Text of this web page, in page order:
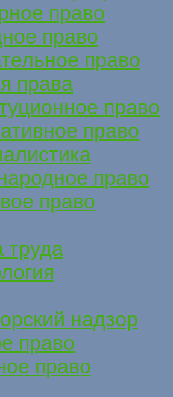
право
право
право
права
право
право
право
право
труда
надзор
право
право